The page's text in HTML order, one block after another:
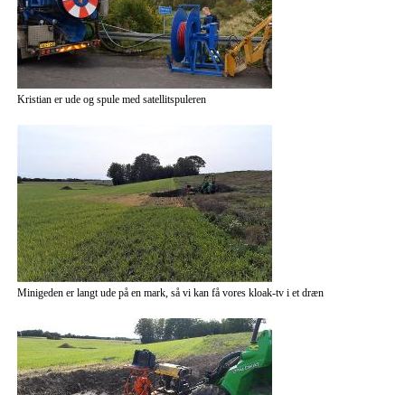
Kristian er ude og spule med satellitspuleren
Minigeden er langt ude på en mark, så vi kan få vores kloak-tv i et dræn